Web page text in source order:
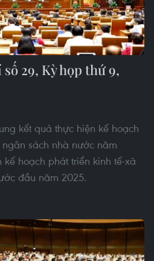
29, Kỳ họp thứ 9,
kết quả thực hiện kế hoạch
sách nhà nước năm
hoạch phát triển kinh tế-xã
đầu năm 2025.